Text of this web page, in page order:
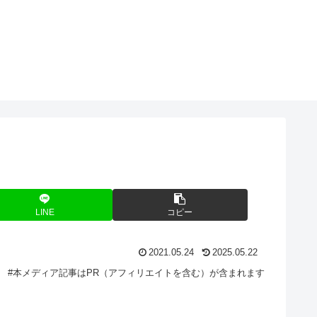
LINE コピー
2021.05.24 2025.05.22
#本メディア記事はPR（アフィリエイトを含む）が含まれます